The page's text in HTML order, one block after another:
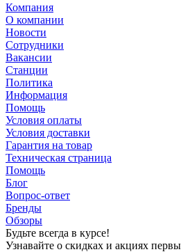
Компания
О компании
Новости
Сотрудники
Вакансии
Станции
Политика
Информация
Помощь
Условия оплаты
Условия доставки
Гарантия на товар
Техническая страница
Помощь
Блог
Вопрос-ответ
Бренды
Обзоры
Будьте всегда в курсе!
Узнавайте о скидках и акциях